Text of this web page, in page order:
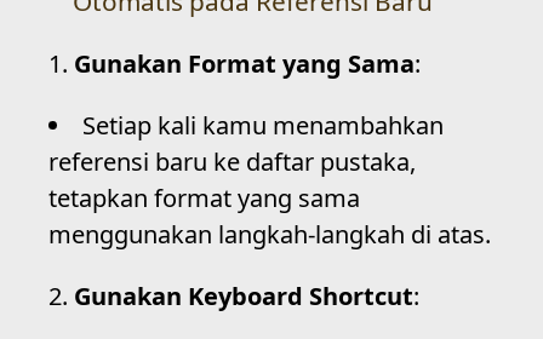
Gunakan Format yang Sama:
Setiap kali kamu menambahkan
referensi baru ke daftar pustaka,
tetapkan format yang sama
menggunakan langkah-langkah di atas.
Gunakan Keyboard Shortcut: